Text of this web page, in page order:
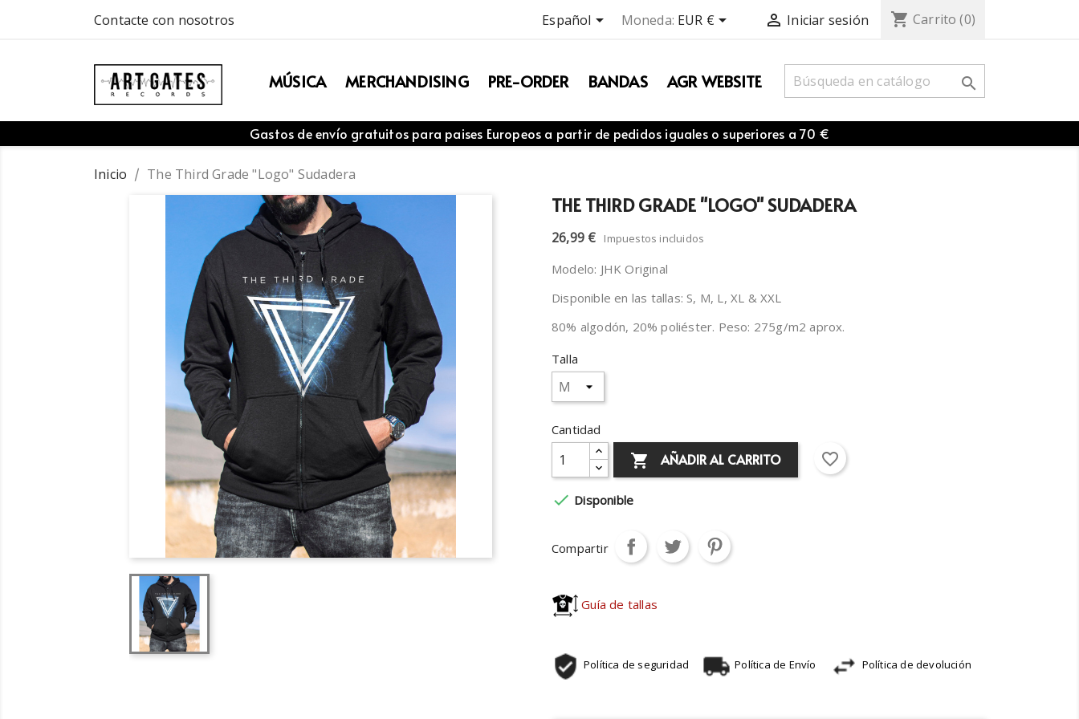
Contacte con nosotros Español Moneda: EUR €  Iniciar sesión shopping_cart Carrito (0)
MÚSICA MERCHANDISING PRE-ORDER BANDAS AGR WEBSITE 
Gastos de envío gratuitos para paises Europeos a partir de pedidos iguales o superiores a 70 €
Inicio The Third Grade "Logo" Sudadera
THE THIRD GRADE "LOGO" SUDADERA
26,99 € Impuestos incluidos
Modelo: JHK Original
Disponible en las tallas: S, M, L, XL & XXL
80% algodón, 20% poliéster. Peso: 275g/m2 aprox.
Talla
Cantidad
 AÑADIR AL CARRITO favorite_border
 Disponible
Compartir
Guía de tallas
Política de seguridad Política de Envío Política de devolución